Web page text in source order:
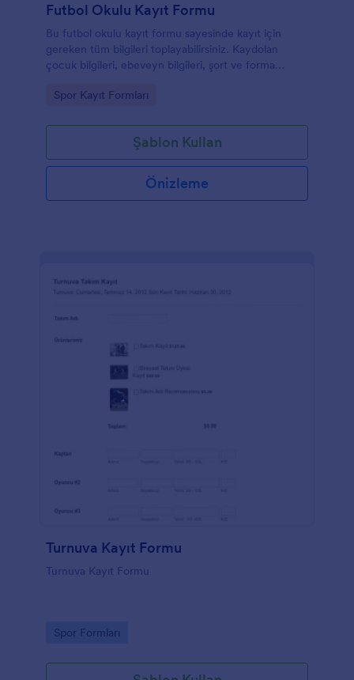
Futbol Okulu Kayıt Formu
Bu futbol okulu kayıt formu sayesinde kayıt için
gereken tüm bilgileri toplayabilirsiniz. Kaydolan
çocuk bilgileri, ebeveyn bilgileri, şort ve forma
toplanabilir. Yeni üye formu gönderdikten sonra,
ödeme sayfasına yönlendirilir.
Go to Category:
Spor Kayıt Formları
Şablon Kullan
Önizleme
Turnuva Kayıt Formu
Turnuva Kayıt Formu
Go to Category:
Spor Formları